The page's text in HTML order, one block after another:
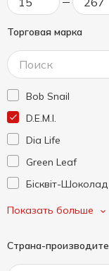
Торговая марка
Bob Snail
D.E.M.I.
Dia Life
Green Leaf
Бісквіт-Шоколад
Корисна
Показать больше
Страна-